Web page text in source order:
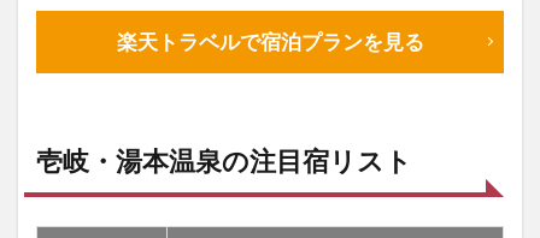
楽天トラベルで宿泊プランを見る
壱岐・湯本温泉の注目宿リスト